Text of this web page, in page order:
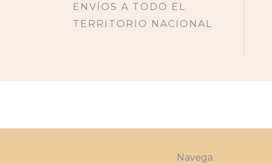
ENVÍOS A TODO EL
TERRITORIO NACIONAL
Navega